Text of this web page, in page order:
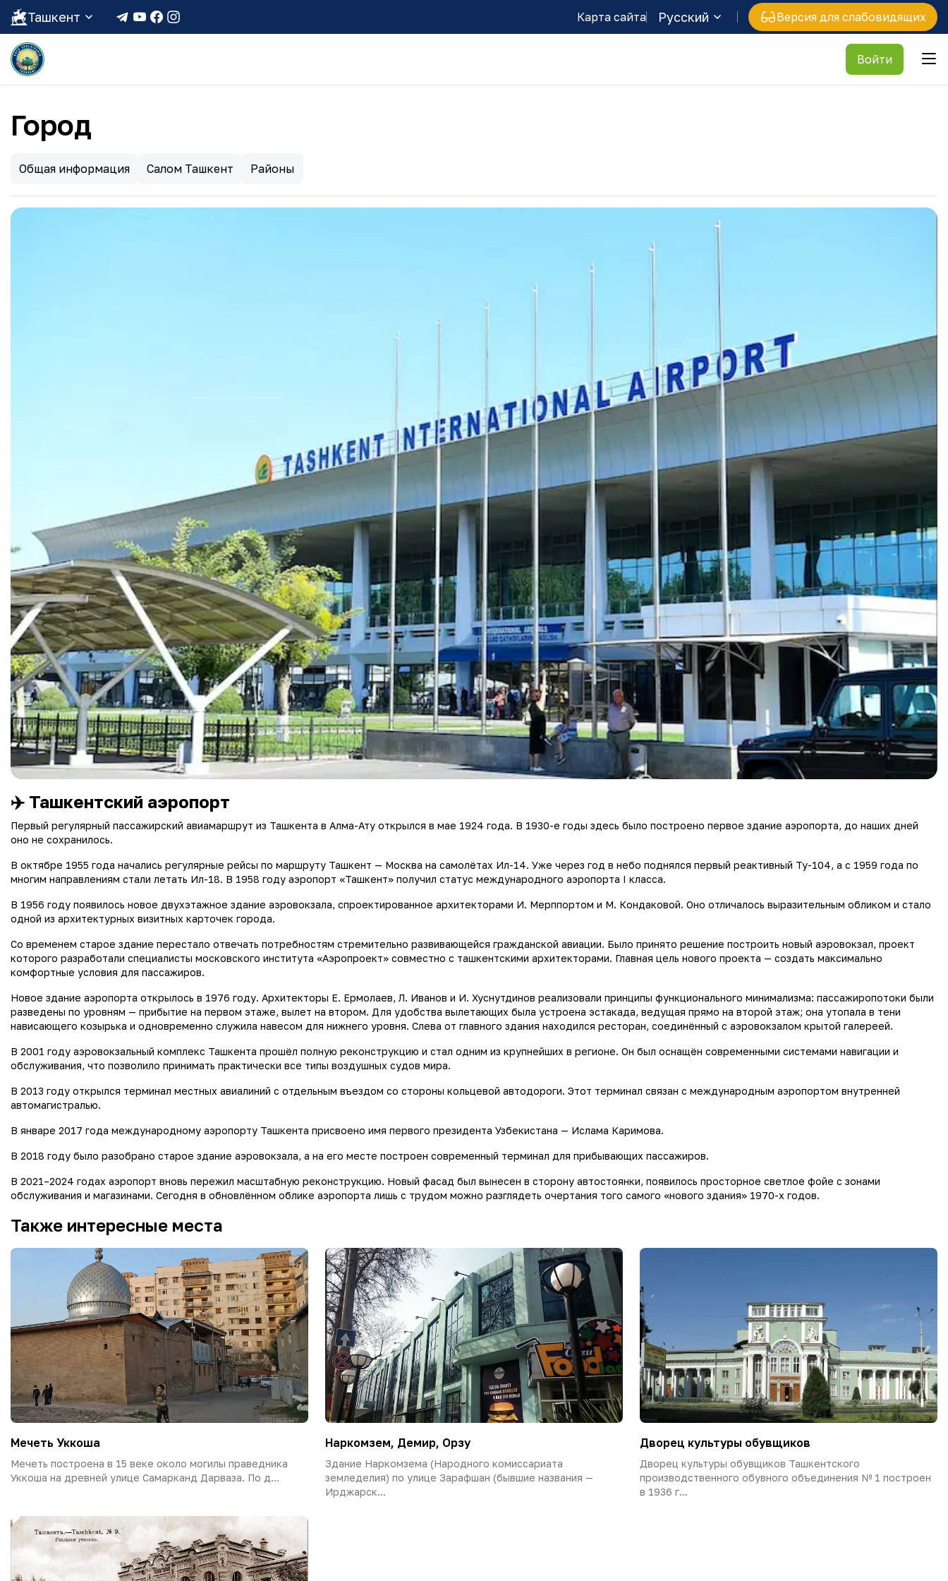
Ташкент Карта сайта Русский Версия для слабовидящих
Войти
Город
Общая информация Салом Ташкент Районы
✈️ Ташкентский аэропорт
Первый регулярный пассажирский авиамаршрут из Ташкента в Алма-Ату открылся в мае 1924 года. В 1930-е годы здесь было построено первое здание аэропорта, до наших дней
оно не сохранилось.
В октябре 1955 года начались регулярные рейсы по маршруту Ташкент — Москва на самолётах Ил-14. Уже через год в небо поднялся первый реактивный Ту-104, а с 1959 года по
многим направлениям стали летать Ил-18. В 1958 году аэропорт «Ташкент» получил статус международного аэропорта I класса.
В 1956 году появилось новое двухэтажное здание аэровокзала, спроектированное архитекторами И. Мерппортом и М. Кондаковой. Оно отличалось выразительным обликом и стало
одной из архитектурных визитных карточек города.
Со временем старое здание перестало отвечать потребностям стремительно развивающейся гражданской авиации. Было принято решение построить новый аэровокзал, проект
которого разработали специалисты московского института «Аэропроект» совместно с ташкентскими архитекторами. Главная цель нового проекта — создать максимально
комфортные условия для пассажиров.
Новое здание аэропорта открылось в 1976 году. Архитекторы Е. Ермолаев, Л. Иванов и И. Хуснутдинов реализовали принципы функционального минимализма: пассажиропотоки были
разведены по уровням — прибытие на первом этаже, вылет на втором. Для удобства вылетающих была устроена эстакада, ведущая прямо на второй этаж; она утопала в тени
нависающего козырька и одновременно служила навесом для нижнего уровня. Слева от главного здания находился ресторан, соединённый с аэровокзалом крытой галереей.
В 2001 году аэровокзальный комплекс Ташкента прошёл полную реконструкцию и стал одним из крупнейших в регионе. Он был оснащён современными системами навигации и
обслуживания, что позволило принимать практически все типы воздушных судов мира.
В 2013 году открылся терминал местных авиалиний с отдельным въездом со стороны кольцевой автодороги. Этот терминал связан с международным аэропортом внутренней
автомагистралью.
В январе 2017 года международному аэропорту Ташкента присвоено имя первого президента Узбекистана — Ислама Каримова.
В 2018 году было разобрано старое здание аэровокзала, а на его месте построен современный терминал для прибывающих пассажиров.
В 2021–2024 годах аэропорт вновь пережил масштабную реконструкцию. Новый фасад был вынесен в сторону автостоянки, появилось просторное светлое фойе с зонами
обслуживания и магазинами. Сегодня в обновлённом облике аэропорта лишь с трудом можно разглядеть очертания того самого «нового здания» 1970-х годов.
Также интересные места
Мечеть Уккоша
Мечеть построена в 15 веке около могилы праведника
Уккоша на древней улице Самарканд Дарваза. По д...
Наркомзем, Демир, Орзу
Здание Наркомзема (Народного комиссариата
земледелия) по улице Зарафшан (бывшие названия —
Ирджарск...
Дворец культуры обувщиков
Дворец культуры обувщиков Ташкентского
производственного обувного объединения № 1 построен
в 1936 г...